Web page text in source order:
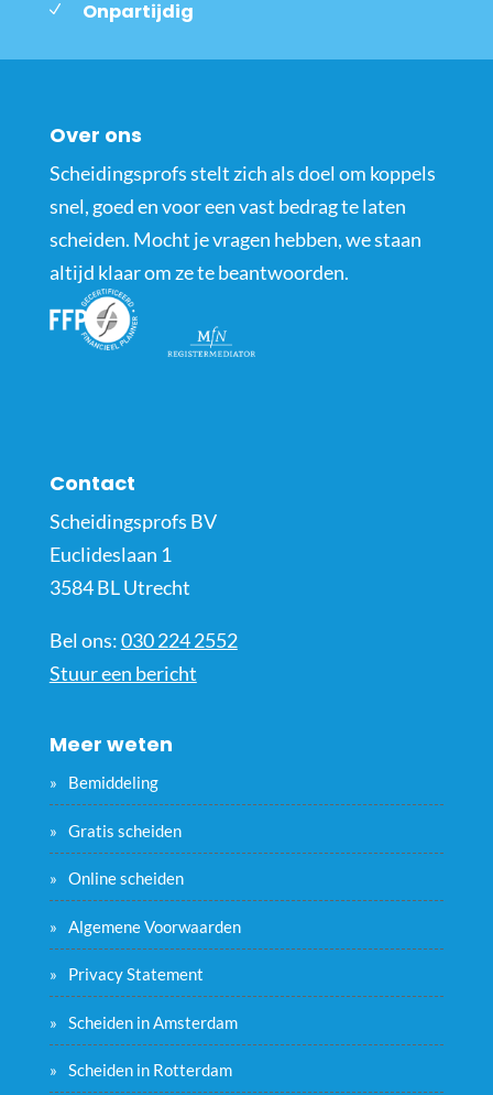
Onpartijdig
Over ons
Scheidingsprofs stelt zich als doel om koppels
snel, goed en voor een vast bedrag te laten
scheiden. Mocht je vragen hebben, we staan
altijd klaar om ze te beantwoorden.
Contact
Scheidingsprofs BV
Euclideslaan 1
3584 BL Utrecht
Bel ons:030 224 2552
Stuur een bericht
Meer weten
Bemiddeling
Gratis scheiden
Online scheiden
Algemene Voorwaarden
Privacy Statement
Scheiden in Amsterdam
Scheiden in Rotterdam